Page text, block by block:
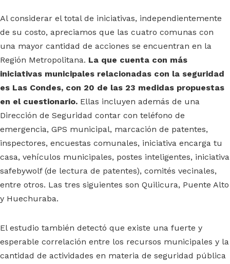
Al considerar el total de iniciativas, independientemente
de su costo, apreciamos que las cuatro comunas con
una mayor cantidad de acciones se encuentran en la
Región Metropolitana. La que cuenta con más
iniciativas municipales relacionadas con la seguridad
es Las Condes, con 20 de las 23 medidas propuestas
en el cuestionario. Ellas incluyen además de una
Dirección de Seguridad contar con teléfono de
emergencia, GPS municipal, marcación de patentes,
inspectores, encuestas comunales, iniciativa encarga tu
casa, vehículos municipales, postes inteligentes, iniciativa
safebywolf (de lectura de patentes), comités vecinales,
entre otros. Las tres siguientes son Quilicura, Puente Alto
y Huechuraba.
El estudio también detectó que existe una fuerte y
esperable correlación entre los recursos municipales y la
cantidad de actividades en materia de seguridad pública